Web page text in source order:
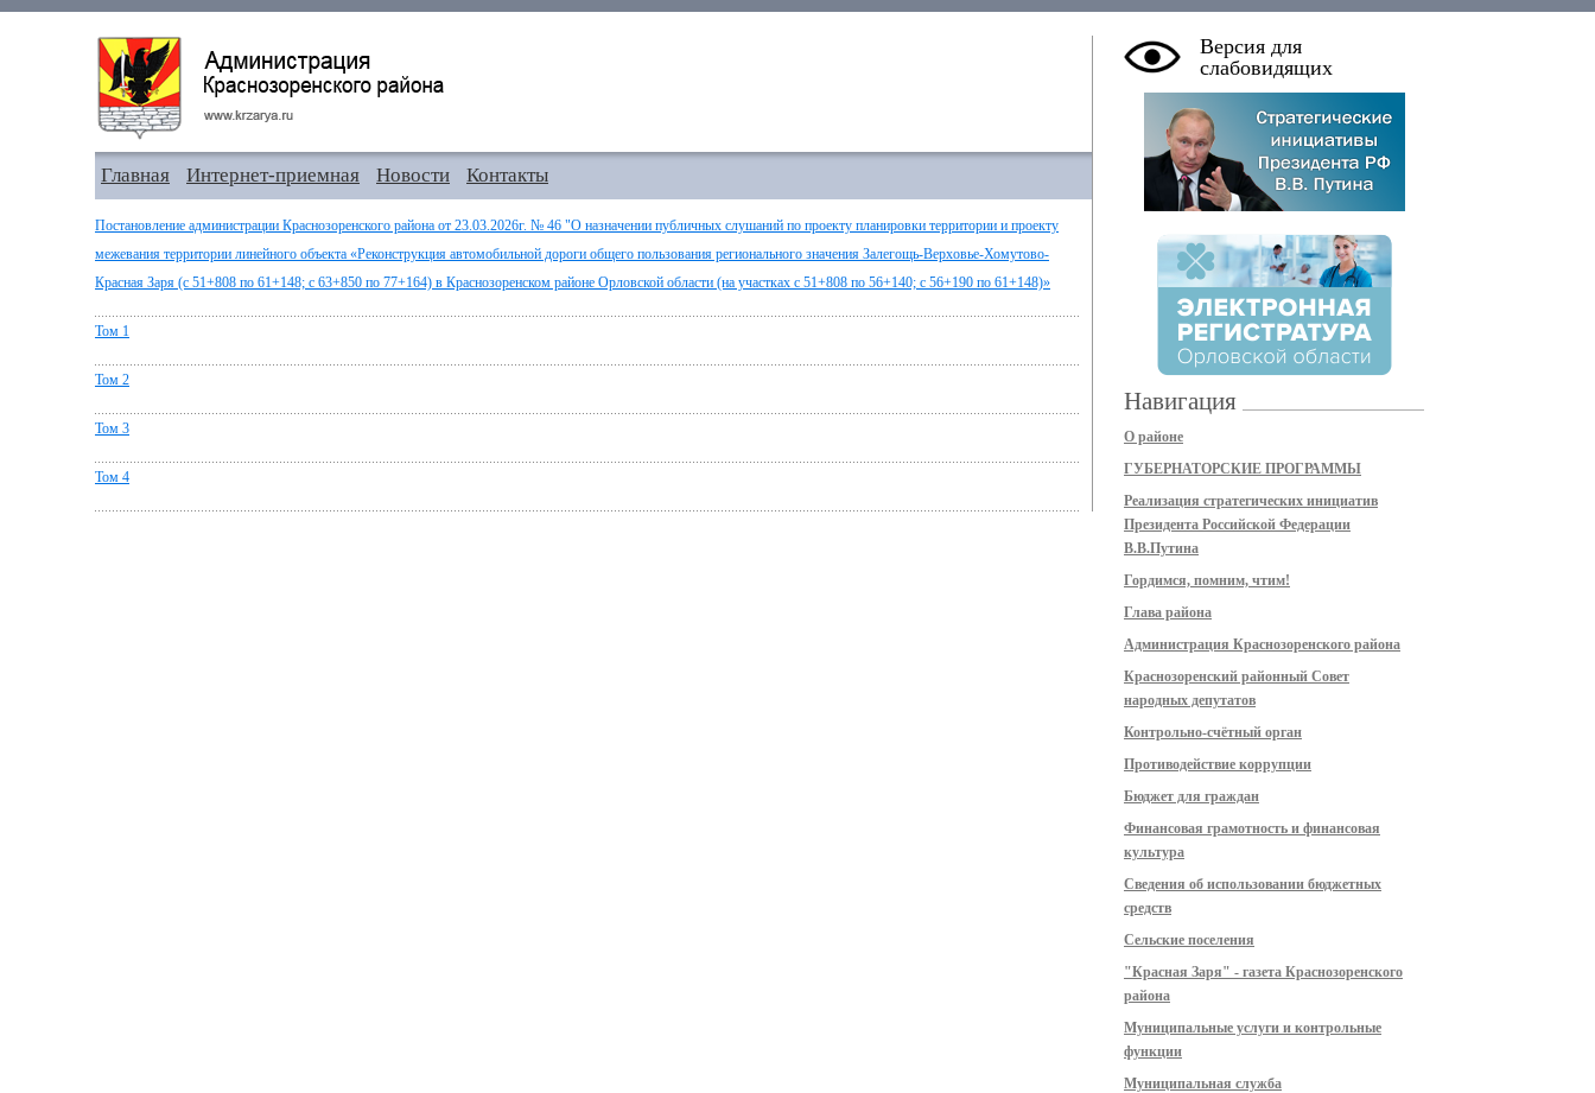
Главная Интернет-приемная Новости Контакты
Постановление администрации Краснозоренского района от 23.03.2026г. № 46 "О назначении публичных слушаний по проекту планировки территории и проекту
межевания территории линейного объекта «Реконструкция автомобильной дороги общего пользования регионального значения Залегощь-Верховье-Хомутово-
Красная Заря (с 51+808 по 61+148; с 63+850 по 77+164) в Краснозоренском районе Орловской области (на участках с 51+808 по 56+140; с 56+190 по 61+148)»
Том 1
Том 2
Том 3
Том 4
Версия для
слабовидящих
Навигация
О районе
ГУБЕРНАТОРСКИЕ ПРОГРАММЫ
Реализация стратегических инициатив
Президента Российской Федерации
В.В.Путина
Гордимся, помним, чтим!
Глава района
Администрация Краснозоренского района
Краснозоренский районный Совет
народных депутатов
Контрольно-счётный орган
Противодействие коррупции
Бюджет для граждан
Финансовая грамотность и финансовая
культура
Сведения об использовании бюджетных
средств
Сельские поселения
"Красная Заря" - газета Краснозоренского
района
Муниципальные услуги и контрольные
функции
Муниципальная служба